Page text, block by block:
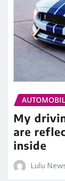
My
are
inside
Lulu